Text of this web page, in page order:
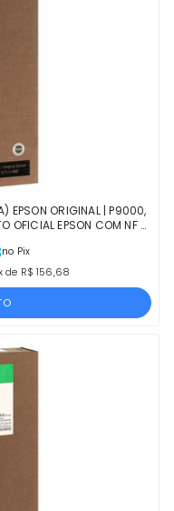
EPSON ORIGINAL | P9000,
OFICIAL EPSON COM NF E
no Pix
de R$ 156,68